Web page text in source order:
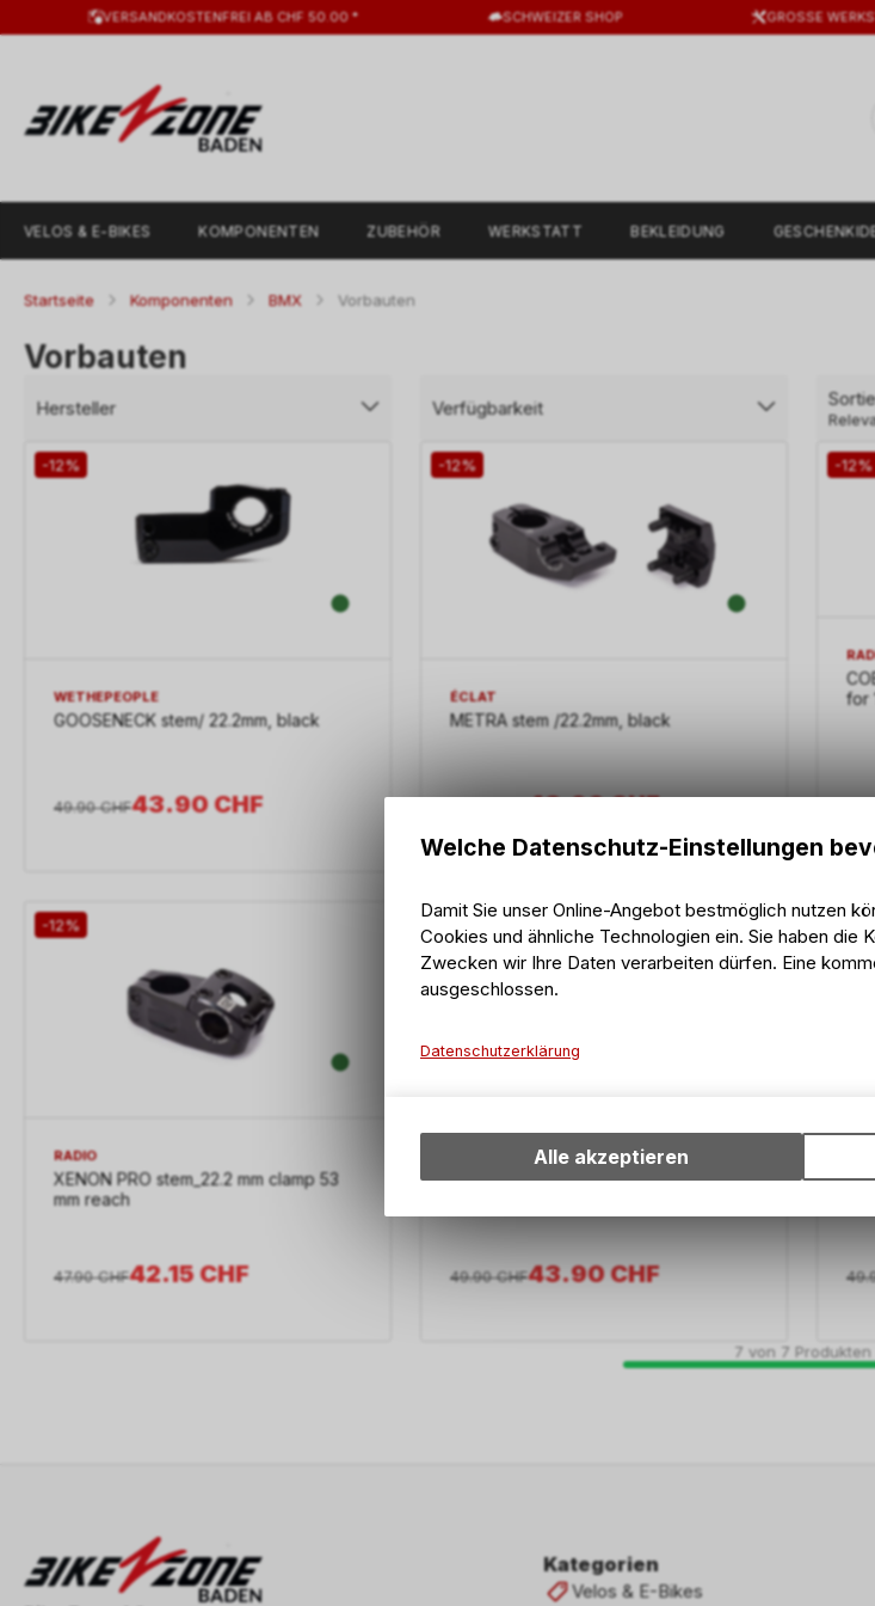
VERSANDKOSTENFREI AB CHF 50.00 * SCHWEIZER SHOP GROSSE
VELOS & E-BIKES KOMPONENTEN ZUBEHÖR WERKSTATT BEKLEIDUNG
Startseite Komponenten BMX Vorbauten
Vorbauten
Hersteller Verfügbarkeit
-12%
WETHEPEOPLE
GOOSENECK stem/ 22.2mm, black
43.90CHF
49.90 CHF
-12%
ÉCLAT
METRA stem /22.2mm, black
43.90CHF
-12%
for
-12%
RADIO
XENON PRO stem_22.2 mm clamp 53
mm reach
42.15CHF
47.90 CHF
-12%
DUNE stem/22.2mm 50mm reach,
43.90CHF
49.90 CHF
-12%
7 von 7 Produkten
Kategorien
Velos & E-Bikes
Welche Datenschutz-Einstellungen
Damit Sie unser Online-Angebot bestmöglich nutzen
Cookies und ähnliche Technologien ein. Sie haben die
Zwecken wir Ihre Daten verarbeiten dürfen. Eine
ausgeschlossen.
Datenschutzerklärung
Ihrem Gerät, um die grundlegenden
wie die Verwendung des Warenkorbs,
Informationen zulassen.
Alle akzeptieren